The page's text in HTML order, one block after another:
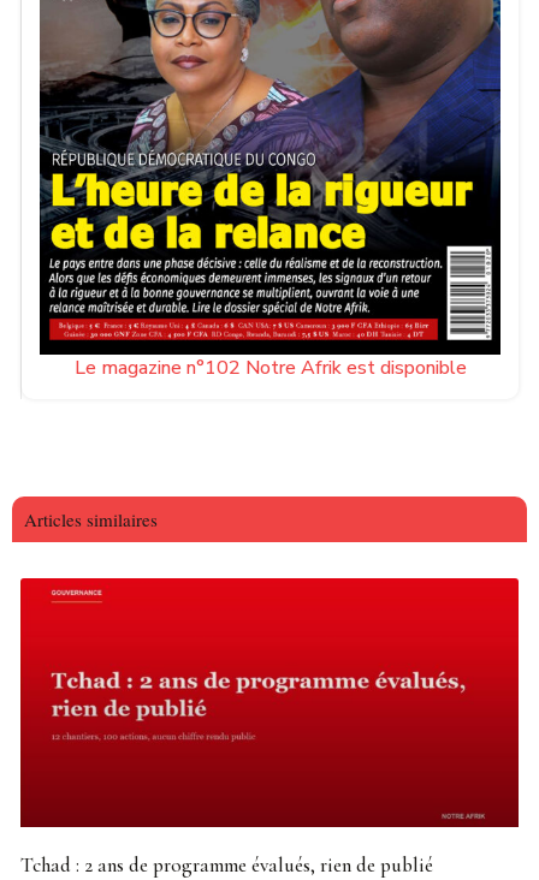
Le magazine n°102 Notre Afrik est disponible
Articles similaires
Tchad : 2 ans de programme évalués, rien de publié